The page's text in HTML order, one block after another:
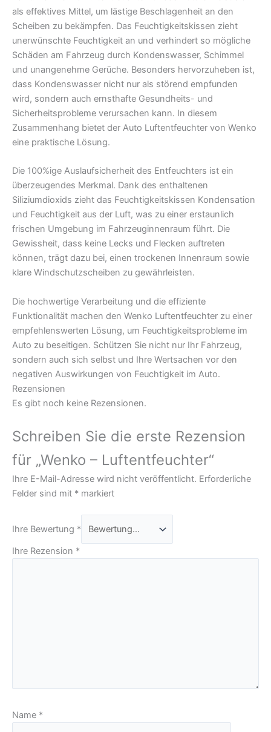
als effektives Mittel, um lästige Beschlagenheit an den
Scheiben zu bekämpfen. Das Feuchtigkeitskissen zieht
unerwünschte Feuchtigkeit an und verhindert so mögliche
Schäden am Fahrzeug durch Kondenswasser, Schimmel
und unangenehme Gerüche. Besonders hervorzuheben ist,
dass Kondenswasser nicht nur als störend empfunden
wird, sondern auch ernsthafte Gesundheits- und
Sicherheitsprobleme verursachen kann. In diesem
Zusammenhang bietet der Auto Luftentfeuchter von Wenko
eine praktische Lösung.
Die 100%ige Auslaufsicherheit des Entfeuchters ist ein
überzeugendes Merkmal. Dank des enthaltenen
Siliziumdioxids zieht das Feuchtigkeitskissen Kondensation
und Feuchtigkeit aus der Luft, was zu einer erstaunlich
frischen Umgebung im Fahrzeuginnenraum führt. Die
Gewissheit, dass keine Lecks und Flecken auftreten
können, trägt dazu bei, einen trockenen Innenraum sowie
klare Windschutzscheiben zu gewährleisten.
Die hochwertige Verarbeitung und die effiziente
Funktionalität machen den Wenko Luftentfeuchter zu einer
empfehlenswerten Lösung, um Feuchtigkeitsprobleme im
Auto zu beseitigen. Schützen Sie nicht nur Ihr Fahrzeug,
sondern auch sich selbst und Ihre Wertsachen vor den
negativen Auswirkungen von Feuchtigkeit im Auto.
Rezensionen
Es gibt noch keine Rezensionen.
Schreiben Sie die erste Rezension
für „Wenko – Luftentfeuchter“
Ihre E-Mail-Adresse wird nicht veröffentlicht. Erforderliche
Felder sind mit * markiert
Ihre Bewertung *
Ihre Rezension *
Name *